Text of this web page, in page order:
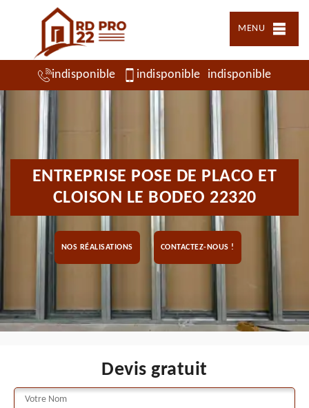
MENU
indisponible indisponible indisponible
ENTREPRISE POSE DE PLACO ET
CLOISON LE BODEO 22320
NOS RÉALISATIONS CONTACTEZ-NOUS !
Devis gratuit